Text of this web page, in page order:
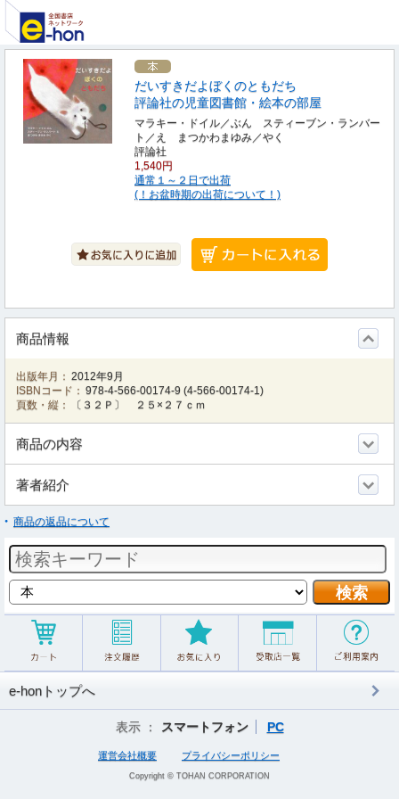
だいすきだよぼくのともだち
評論社の児童図書館・絵本の部屋
マラキー・ドイル／ぶん スティーブン・ランバー
ト／え まつかわまゆみ／やく
評論社
1,540円
通常１～２日で出荷
(！お盆時期の出荷について！)
商品情報
出版年月： 2012年9月
ISBNコード： 978-4-566-00174-9 (4-566-00174-1)
頁数・縦：
〔３２Ｐ〕 ２５×２７ｃｍ
商品の内容
著者紹介
商品の返品について
e-honトップへ
表示 ： スマートフォン PC
運営会社概要 プライバシーポリシー
Copyright © TOHAN CORPORATION